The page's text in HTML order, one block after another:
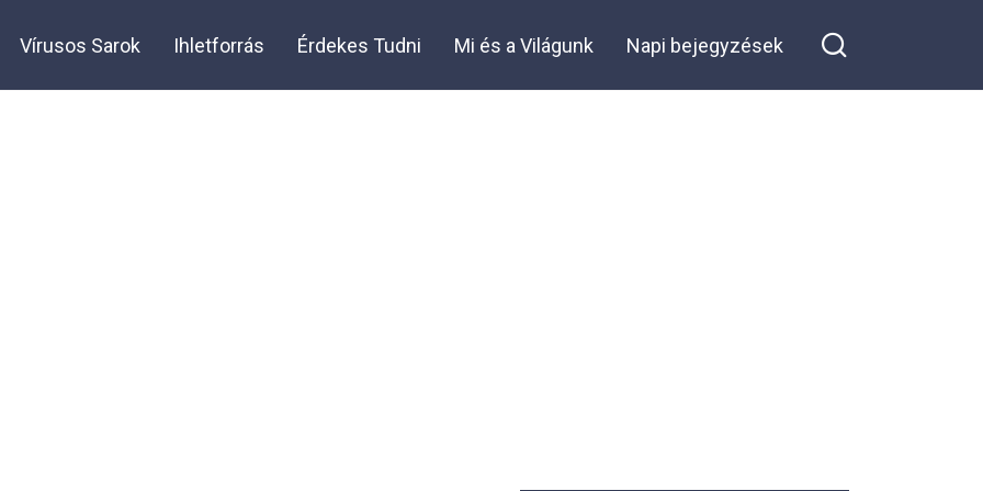
Vírusos Sarok Ihletforrás Érdekes Tudni Mi és a Világunk Napi bejegyzésekvisszanyerte régi fényét